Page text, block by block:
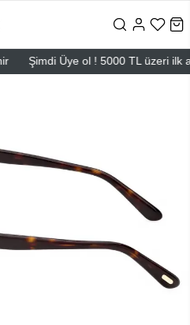
Şimdi Üye ol ! 5000 TL üzeri ilk